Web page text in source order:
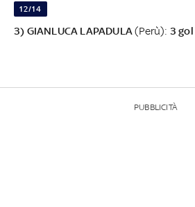
12/14
3) GIANLUCA LAPADULA (Perù): 3 gol
PUBBLICITÀ